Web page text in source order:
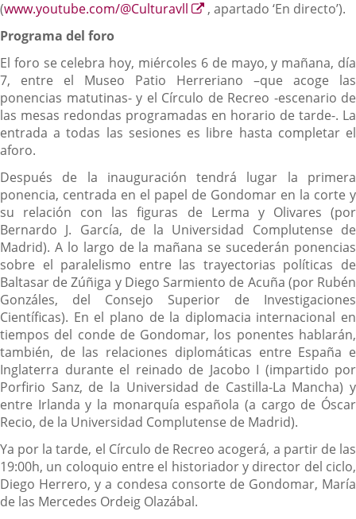
(www.youtube.com/@Culturavll
Enlace
aplicación
externa.
, apartado ‘En directo’).
Programa del foro
El foro se celebra hoy, miércoles 6 de mayo, y mañana, día
7, entre el Museo Patio Herreriano –que acoge las
ponencias matutinas- y el Círculo de Recreo -escenario de
las mesas redondas programadas en horario de tarde-. La
entrada a todas las sesiones es libre hasta completar el
aforo.
Después de la inauguración tendrá lugar la primera
ponencia, centrada en el papel de Gondomar en la corte y
su relación con las figuras de Lerma y Olivares (por
Bernardo J. García, de la Universidad Complutense de
Madrid). A lo largo de la mañana se sucederán ponencias
sobre el paralelismo entre las trayectorias políticas de
Baltasar de Zúñiga y Diego Sarmiento de Acuña (por Rubén
Gonzáles, del Consejo Superior de Investigaciones
Científicas). En el plano de la diplomacia internacional en
tiempos del conde de Gondomar, los ponentes hablarán,
también, de las relaciones diplomáticas entre España e
Inglaterra durante el reinado de Jacobo I (impartido por
Porfirio Sanz, de la Universidad de Castilla-La Mancha) y
entre Irlanda y la monarquía española (a cargo de Óscar
Recio, de la Universidad Complutense de Madrid).
Ya por la tarde, el Círculo de Recreo acogerá, a partir de las
19:00h, un coloquio entre el historiador y director del ciclo,
Diego Herrero, y a condesa consorte de Gondomar, María
de las Mercedes Ordeig Olazábal.